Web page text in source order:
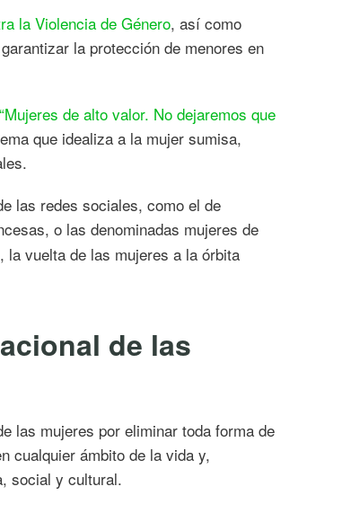
la Violencia de Género, así como
la protección de menores en
“Mujeres de alto valor. No dejaremos que
que idealiza a la mujer sumisa,
las redes sociales, como el de
o las denominadas mujeres de
la vuelta de las mujeres a la órbita
de las
las mujeres por eliminar toda forma de
cualquier ámbito de la vida y,
social y cultural.